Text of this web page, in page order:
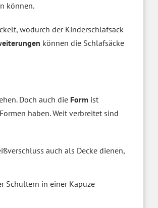
können.
wodurch der Kinderschlafsack
können die Schlafsäcke
Doch auch die Form ist
haben. Weit verbreitet sind
auch als Decke dienen,
Schultern in einer Kapuze